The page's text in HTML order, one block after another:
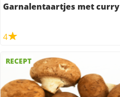
Garnalentaartjes met curry
4
RECEPT